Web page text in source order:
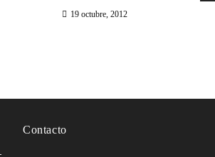
19 octubre, 2012
Contacto